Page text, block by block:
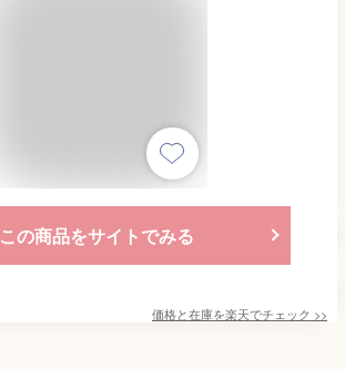
この商品をサイトでみる
価格と在庫を楽天でチェック >>